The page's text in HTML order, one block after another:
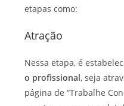
etapas como:
Atração
Nessa etapa, é
o profissional, seja
página de “Trabalhe